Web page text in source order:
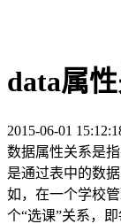
data属
2015-06-01
数据属性关系是
是通过表中的数
如，在一个学校
个“选课”关系，